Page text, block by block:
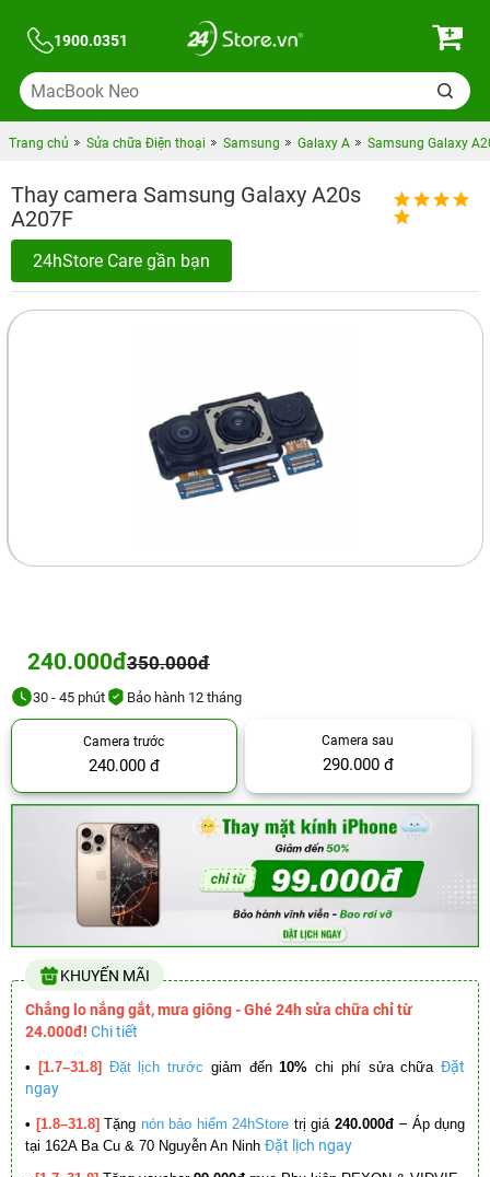
1900.0351
Trang chủ Sửa chữa Điện thoại Samsung Galaxy A Samsung Galaxy
Thay camera Samsung Galaxy A20s
A207F
24hStore Care gần bạn
240.000đ350.000đ
30 - 45 phút Bảo hành 12 tháng
Camera trước
240.000 đ
Camera sau
290.000 đ
KHUYẾN MÃI
Chẳng lo nắng gắt, mưa giông - Ghé 24h sửa chữa chỉ từ
24.000đ! Chi tiết
• [1.7–31.8] Đặt lịch trước giảm đến10% chi phí sửa chữa Đặt
ngay
• [1.8–31.8] Tặng nón bảo hiểm 24hStore trị giá 240.000đ – Áp dụng
tại 162A Ba Cu & 70 Nguyễn An Ninh Đặt lịch ngay